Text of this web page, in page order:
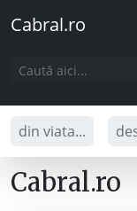
Cabral.ro
din viata...
Cabral.ro